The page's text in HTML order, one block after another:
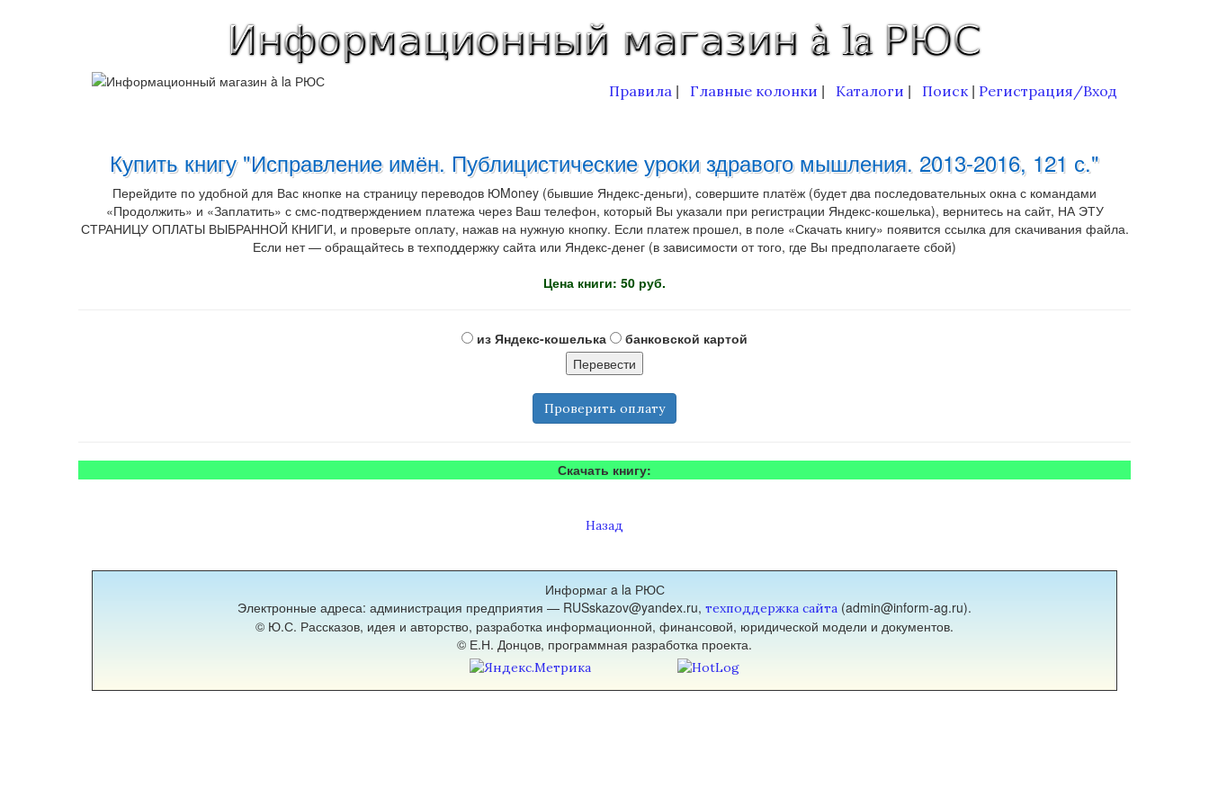
Правила Главные колонки Каталоги Поиск| Регистрация/Вход
Купить книгу "Исправление имён. Публицистические уроки здравого мышления. 2013-2016, 121 с."
Перейдите по удобной для Вас кнопке на страницу переводов ЮMoney (бывшие Яндекс-деньги), совершите платёж (будет два последовательных окна с командами
«Продолжить» и «Заплатить» с смс-подтверждением платежа через Ваш телефон, который Вы указали при регистрации Яндекс-кошелька), вернитесь на сайт, НА ЭТУ
СТРАНИЦУ ОПЛАТЫ ВЫБРАННОЙ КНИГИ, и проверьте оплату, нажав на нужную кнопку. Если платеж прошел, в поле «Скачать книгу» появится ссылка для скачивания файла.
Если нет — обращайтесь в техподдержку сайта или Яндекс-денег (в зависимости от того, где Вы предполагаете сбой)
Цена книги: 50 руб.
из Яндекс-кошелька банковской картой
Проверить оплату
Скачать книгу:
Назад
Информаг a la РЮС
Электронные адреса: администрация предприятия — RUSskazov@yandex.ru, техподдержка сайта (admin@inform-ag.ru).
© Ю.С. Рассказов, идея и авторство, разработка информационной, финансовой, юридической модели и документов.
© Е.Н. Донцов, программная разработка проекта.